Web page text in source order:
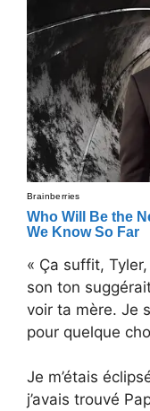
« Ça suffit,
son ton
voir ta mère. Je
pour quelque
Je m’étais
j’avais trouvé